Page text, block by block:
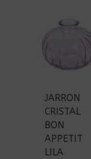
JARRON
CRISTAL
BON
APPETIT
LILA